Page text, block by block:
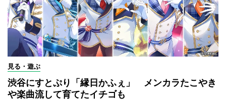
見る・遊ぶ
渋谷にすとぷり「縁日かふぇ」 メンカラたこやき
や楽曲流して育てたイチゴも